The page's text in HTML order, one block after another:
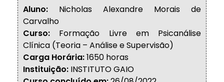
Aluno: Nicholas Alexandre Morais de
Carvalho
Curso: Formação Livre em Psicanálise
Clínica (Teoria – Análise e Supervisão)
Carga Horária:1650 horas
Instituição: INSTITUTO GAIO